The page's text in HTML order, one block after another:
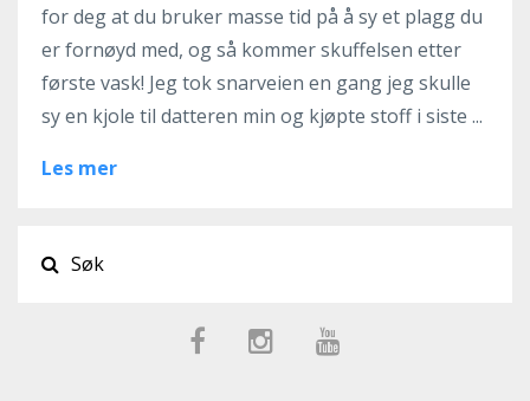
for deg at du bruker masse tid på å sy et plagg du
er fornøyd med, og så kommer skuffelsen etter
første vask! Jeg tok snarveien en gang jeg skulle
sy en kjole til datteren min og kjøpte stoff i siste ...
Les mer